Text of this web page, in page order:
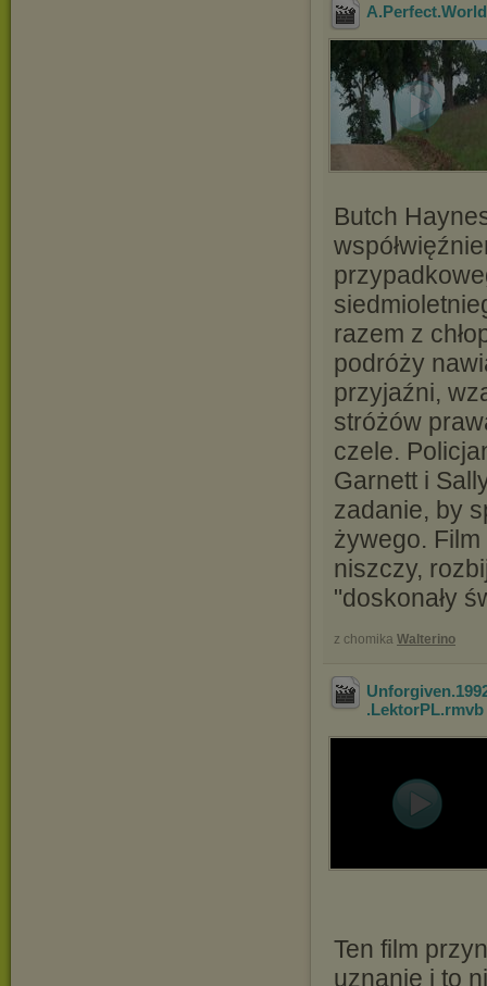
Butch
razem z
podróży
przyjaźni,
stróżów
czele.
Garnett i
zadanie, by
żywego.
niszczy,
"doskonały
z chomika Walterino
.LektorPL.rmvb
Ten film
uznanie i to